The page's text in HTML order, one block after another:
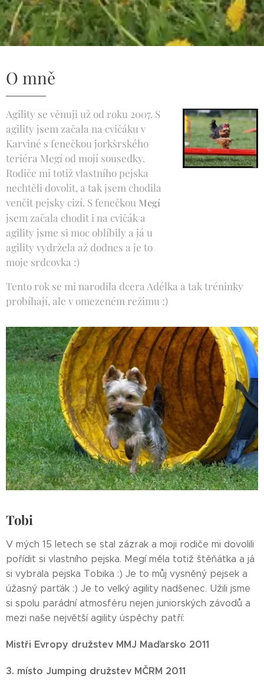
O mně
Agility se věnuji už od roku 2007. S
agility jsem začala na cvičáku v
Karviné s fenečkou jorkšrského
teriéra Megí od mojí sousedky.
Rodiče mi totiž vlastního pejska
nechtěli dovolit, a tak jsem chodila
venčit pejsky cizí. S fenečkou Megí
jsem začala chodit i na cvičák a
agility jsme si moc oblíbily a já u
agility vydržela až dodnes a je to
moje srdcovka :)
Tento rok se mi narodila dcera Adélka a tak tréninky
probíhají, ale v omezeném režimu :)
Tobi
V mých 15 letech se stal zázrak a moji rodiče mi dovolili
pořídit si vlastního pejska. Megí měla totiž štěňátka a já
si vybrala pejska Tobika :) Je to můj vysněný pejsek a
úžasný parťák :) Je to velký agility nadšenec. Užili jsme
si spolu parádní atmosféru nejen juniorských závodů a
mezi naše největší agility úspěchy patří:
Mistři Evropy družstev MMJ Maďarsko 2011
3. místo Jumping družstev MČRM 2011